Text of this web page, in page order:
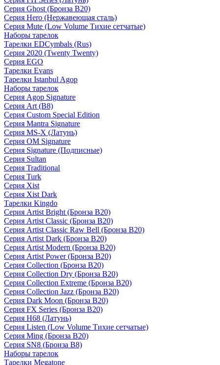
Серия Ghost (Бронза B20)
Серия Hero (Нержавеющая сталь)
Серия Mute (Low Volume Тихие сетчатые)
Наборы тарелок
Тарелки EDCymbals (Rus)
Серия 2020 (Twenty Twenty)
Серия EGO
Тарелки Evans
Тарелки Istanbul Agop
Наборы тарелок
Серия Agop Signature
Серия Art (B8)
Серия Custom Special Edition
Серия Mantra Signature
Серия MS-X (Латунь)
Серия OM Signature
Серия Signature (Подписные)
Серия Sultan
Серия Traditional
Серия Turk
Серия Xist
Серия Xist Dark
Тарелки Kingdo
Серия Artist Bright (Бронза B20)
Серия Artist Classic (Бронза B20)
Серия Artist Classic Raw Bell (Бронза B20)
Серия Artist Dark (Бронза B20)
Серия Artist Modern (Бронза B20)
Серия Artist Power (Бронза B20)
Серия Collection (Бронза B20)
Серия Collection Dry (Бронза B20)
Серия Collection Extreme (Бронза B20)
Серия Collection Jazz (Бронза B20)
Серия Dark Moon (Бронза B20)
Серия FX Series (Бронза B20)
Серия H68 (Латунь)
Серия Listen (Low Volume Тихие сетчатые)
Серия Ming (Бронза B20)
Серия SN8 (Бронза B8)
Наборы тарелок
Тарелки Megatone